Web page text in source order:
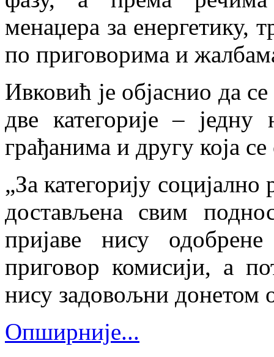
менаџера за енергетику,
по приговорима и
Ивковић је објаснио да
две категорије –
грађанима и другу која
„За категорију
достављена свим
пријаве нису
приговор комисији, а
нису задовољни донетом
Опширније...